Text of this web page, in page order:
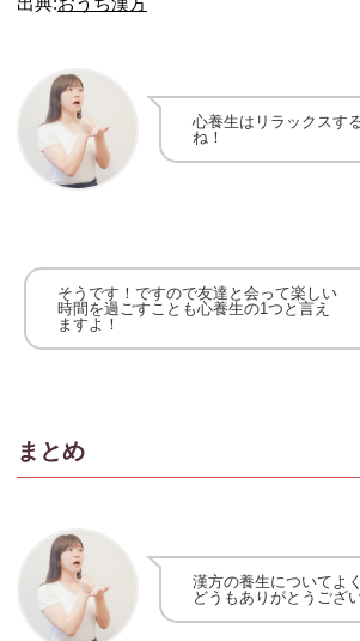
心養生はリラックスす
ね！
そうです！ですので友達と会って楽しい
時間を過ごすことも心養生の1つと言え
ますよ！
まとめ
漢方の養生についてよ
どうもありがとうござ